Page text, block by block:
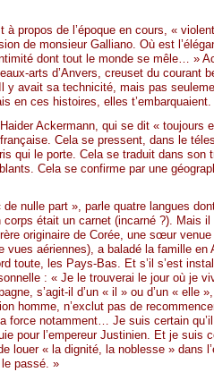
à propos de l’époque en cours, «
de monsieur Galliano. Où est
dont tout le monde se mêle… »
arts d’Anvers, creuset du courant
y avait sa technicité, mais pas
en ces histoires, elles t’embarquaient.
Ackermann, qui se dit « toujours
Cela se pressent, dans le
qui le porte. Cela se traduit dans son
Cela se confirme par une
nulle part », parle quatre langues
était un carnet (incarné ?). Mais il
originaire de Corée, une sœur
aériennes), a baladé la famille en
toute, les Pays-Bas. Et s’il s’est
: « Je le trouverai le jour où je
s’agit-il d’un « il » ou d’un « elle
homme, n’exclut pas de
force notamment… Je suis certain
pour l’empereur Justinien. Et je suis
louer « la dignité, la noblesse » dans
passé. »